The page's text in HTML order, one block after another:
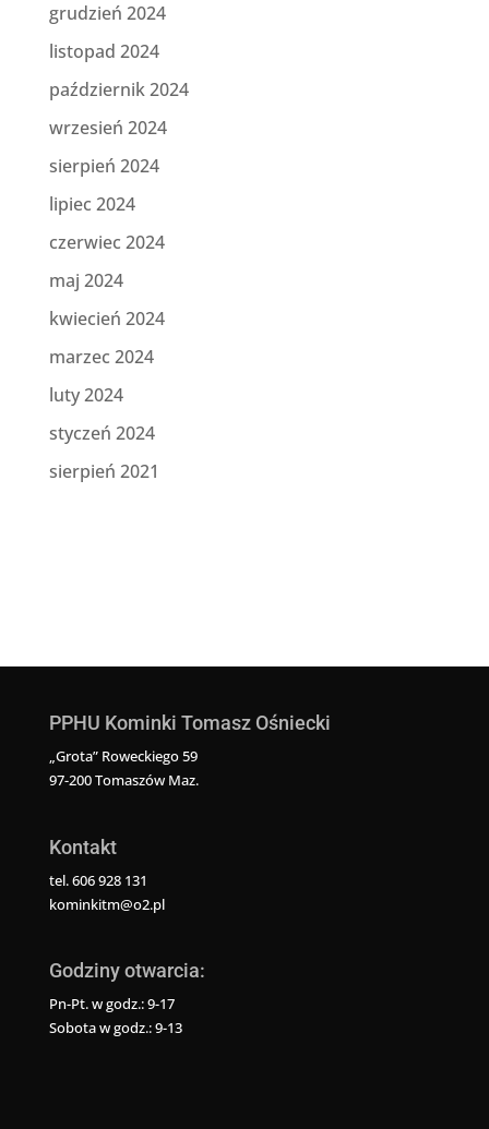
grudzień 2024
listopad 2024
październik 2024
wrzesień 2024
sierpień 2024
lipiec 2024
czerwiec 2024
maj 2024
kwiecień 2024
marzec 2024
luty 2024
styczeń 2024
sierpień 2021
PPHU Kominki Tomasz Ośniecki
„Grota” Roweckiego 59
97-200 Tomaszów Maz.
Kontakt
tel. 606 928 131
kominkitm@o2.pl
Godziny otwarcia:
Pn-Pt. w godz.: 9-17
Sobota w godz.: 9-13